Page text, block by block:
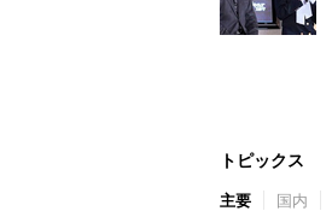
トピックス
主要 国内